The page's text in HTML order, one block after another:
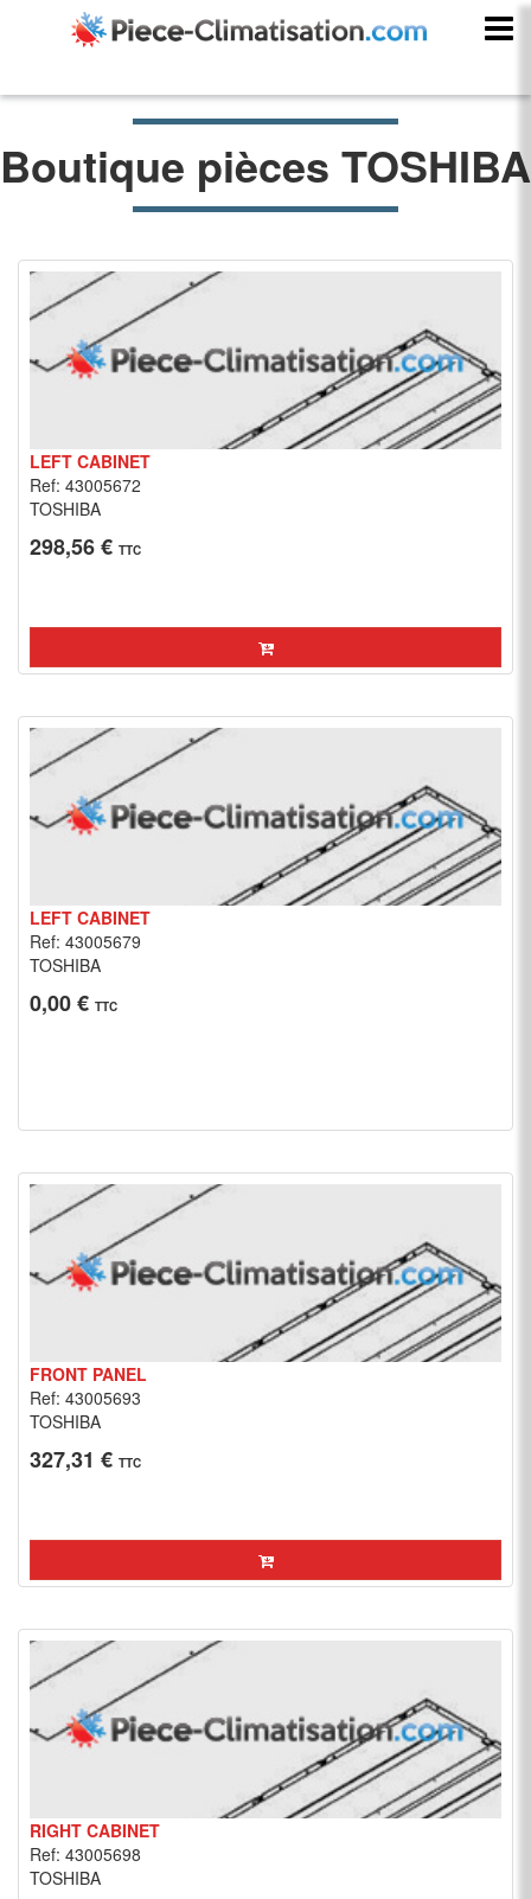
Boutique pièces TOSHIBA
LEFT CABINET
Ref: 43005672
TOSHIBA
298,56 € TTC
LEFT CABINET
Ref: 43005679
TOSHIBA
0,00 € TTC
FRONT PANEL
Ref: 43005693
TOSHIBA
327,31 € TTC
RIGHT CABINET
Ref: 43005698
TOSHIBA